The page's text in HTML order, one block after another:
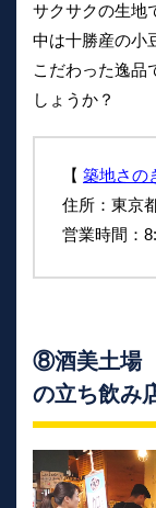
サクサクの生地
中は十勝産の小
こだわった逸品
しょうか？
【 築地さの
住所：東京
営業時間：
⑧酒美土場
の立ち飲み